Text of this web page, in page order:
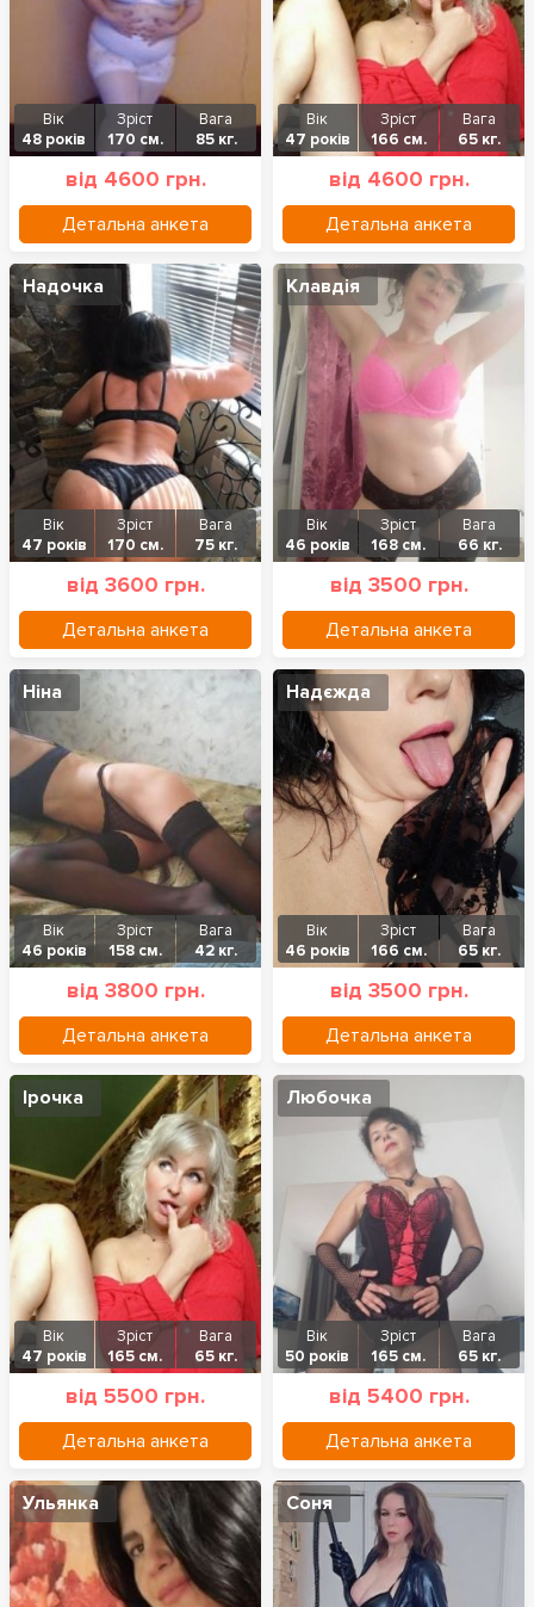
Вік
48 років
Зріст
170 см.
Вага
85 кг.
від 4600 грн.
Детальна анкета
Вік
47 років
Зріст
166 см.
Вага
65 кг.
від 4600 грн.
Детальна анкета
Надочка
Вік
47 років
Зріст
170 см.
Вага
75 кг.
від 3600 грн.
Детальна анкета
Клавдія
Вік
46 років
Зріст
168 см.
Вага
66 кг.
від 3500 грн.
Детальна анкета
Ніна
Вік
46 років
Зріст
158 см.
Вага
42 кг.
від 3800 грн.
Детальна анкета
Надєжда
Вік
46 років
Зріст
166 см.
Вага
65 кг.
від 3500 грн.
Детальна анкета
Ірочка
Вік
47 років
Зріст
165 см.
Вага
65 кг.
від 5500 грн.
Детальна анкета
Любочка
Вік
50 років
Зріст
165 см.
Вага
65 кг.
від 5400 грн.
Детальна анкета
Ульянка Соня